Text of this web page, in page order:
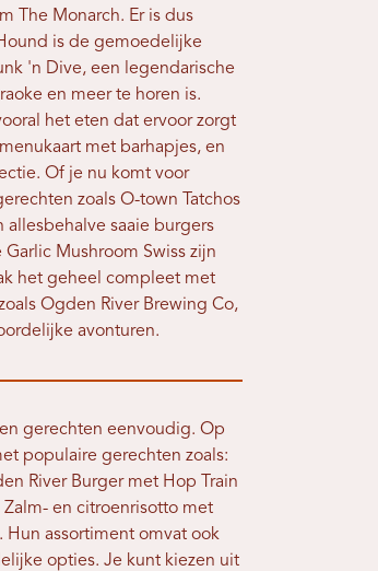
The Monarch. Er is dus
is de gemoedelijke
'n Dive, een legendarische
en meer te horen is.
het eten dat ervoor zorgt
met barhapjes, en
Of je nu komt voor
zoals O-town Tatchos
allesbehalve saaie burgers
Mushroom Swiss zijn
het geheel compleet met
Ogden River Brewing Co,
avonturen.
gerechten eenvoudig. Op
populaire gerechten zoals:
River Burger met Hop Train
Zalm- en citroenrisotto met
Hun assortiment omvat ook
opties. Je kunt kiezen uit